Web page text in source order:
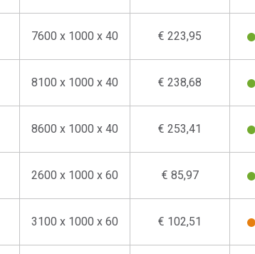
7600 x 1000 x 40 € 223,95
8100 x 1000 x 40 € 238,68
8600 x 1000 x 40 € 253,41
2600 x 1000 x 60 € 85,97
3100 x 1000 x 60 € 102,51